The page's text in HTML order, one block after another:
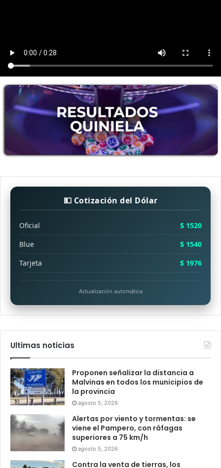
💵 Cotización del Dólar
Oficial
$ 1520
Blue
$ 1540
Tarjeta
$ 1976
Actualización automática
Ultimas noticias
Proponen señalizar la distancia a
Malvinas en todos los municipios de
la provincia
agosto 5, 2026
Alertas por viento y tormentas: se
viene el Pampero, con ráfagas
superiores a 75 km/h
agosto 5, 2026
Contra la venta de tierras, los